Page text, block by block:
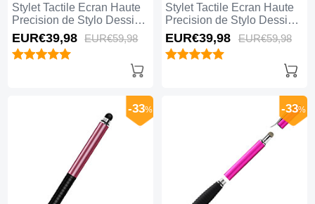
Stylet Tactile Ecran Haute
Precision de Stylo Dessin
Universel H01 Or
EUR€39,98 EUR€59,98
Stylet Tactile Ecran Haute
Precision de Stylo Dessin
Universel H02 Or
EUR€39,98 EUR€59,98
-33% -33%